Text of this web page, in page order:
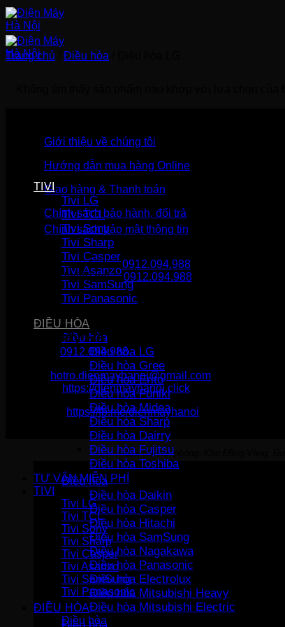
Bỏ
qua
nội
dung
TIVI
Tivi LG
Tivi TCL
Tivi Sony
Tivi Sharp
Tivi Casper
Tivi Asanzo
Tivi SamSung
Tivi Panasonic
ĐIỀU HÒA
Điều hòa
Điều hòa LG
Điều hòa Gree
Điều hòa Erito
Điều hòa Funiki
Điều hòa Midea
Điều hòa Sharp
Điều hòa Dairry
Điều hòa Fujitsu
Điều hòa Toshiba
Điều hòa
Điều hòa Daikin
Điều hòa Casper
Điều hòa Hitachi
Điều hòa SamSung
Điều hòa Nagakawa
Điều hòa Panasonic
Điều hòa Electrolux
Điều hòa Mitsubishi Heavy
Điều hòa Mitsubishi Electric
Trang chủ Điều hòa
Giới thiệu về chúng tôi
Hướng dẫn mua hàng Online
Giao hàng & Thanh toán
Chính sách bảo hành, đổi trả
Chính sách bảo mật thông tin
Gọi mua hàng0912.094.988
Gọi khiếu nại0912.094.988
Điện Máy Hà Nội
0912.094.988
hotro.dienmayhanoi@gmail.com
https://dienmayhanoi.click
https://fb.me/dienmayhanoi
Địa chỉ văn phòng: Kho Đồng Vàng,
TƯ VẤN MIỄN PHÍ
TIVI
Tivi LG
Tivi TCL
Tivi Sony
Tivi Sharp
Tivi Casper
Tivi Asanzo
Tivi SamSung
Tivi Panasonic
ĐIỀU HÒA
Điều hòa